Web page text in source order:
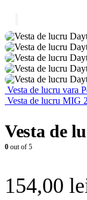
Vesta de lucru vara
Vesta de lucru MIG
Vesta de
0 out of 5
154,00